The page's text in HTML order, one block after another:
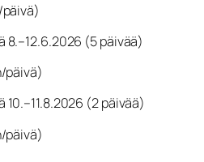
8.–12.6.2026 (5 päivää)
päivä)
(2 päivää)
päivä)